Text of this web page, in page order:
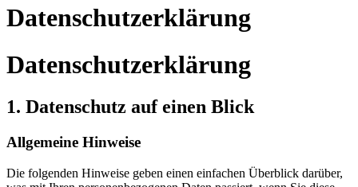
Datenschutzerklärung
Datenschutzerklärung
1. Datenschutz auf einen Blick
Allgemeine Hinweise
Die folgenden Hinweise geben einen einfachen Überblick darüber,